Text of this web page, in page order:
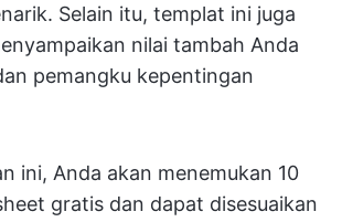
Selain itu, templat ini juga
nilai tambah Anda
pemangku kepentingan
ini, Anda akan menemukan 10
gratis dan dapat disesuaikan